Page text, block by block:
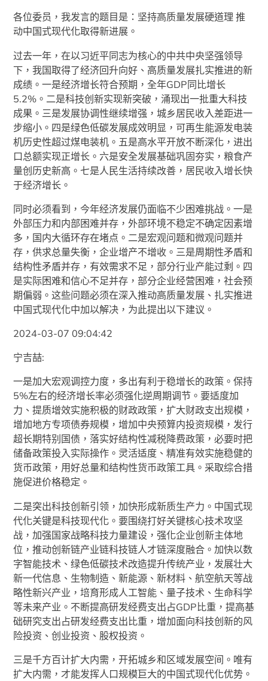
各位委员，我发言的题目是：坚持高质量发展硬道理 推
动中国式现代化取得新进展。
过去一年，在以习近平同志为核心的中共中央坚强领导
下，我国取得了经济回升向好、高质量发展扎实推进的新
成绩。一是经济增长符合预期，全年GDP同比增长
5.2%。二是科技创新实现新突破，涌现出一批重大科技
成果。三是发展协调性继续增强，城乡居民收入差距进一
步缩小。四是绿色低碳发展成效明显，可再生能源发电装
机历史性超过煤电装机。五是高水平开放不断深化，进出
口总额实现正增长。六是安全发展基础巩固夯实，粮食产
量创历史新高。七是人民生活持续改善，居民收入增长快
于经济增长。
同时必须看到，今年经济发展仍面临不少困难挑战。一是
外部压力和内部困难并存，外部环境不稳定不确定因素增
多，国内大循环存在堵点。二是宏观问题和微观问题并
存，供求总量失衡，企业增产不增收。三是周期性矛盾和
结构性矛盾并存，有效需求不足，部分行业产能过剩。四
是实际困难和信心不足并存，部分企业经营困难，社会预
期偏弱。这些问题必须在深入推动高质量发展、扎实推进
中国式现代化中加以解决，为此提出以下建议。
2024-03-07 09:04:42
宁吉喆:
一是加大宏观调控力度，多出有利于稳增长的政策。保持
5%左右的经济增长率必须强化逆周期调节。要适度加
力、提质增效实施积极的财政政策，扩大财政支出规模，
增加地方专项债券规模，增加中央预算内投资规模，发行
超长期特别国债，落实好结构性减税降费政策，必要时把
储备政策投入实际操作。灵活适度、精准有效实施稳健的
货币政策，用好总量和结构性货币政策工具。采取综合措
施促进价格稳定。
二是突出科技创新引领，加快形成新质生产力。中国式现
代化关键是科技现代化。要围绕打好关键核心技术攻坚
战，加强国家战略科技力量建设，强化企业创新主体地
位，推动创新链产业链科技链人才链深度融合。加快以数
字智能技术、绿色低碳技术改造提升传统产业，发展壮大
新一代信息、生物制造、新能源、新材料、航空航天等战
略性新兴产业，培育形成人工智能、量子技术、生命科学
等未来产业。不断提高研发经费支出占GDP比重，提高基
础研究支出占研发经费支出比重，增加面向科技创新的风
险投资、创业投资、股权投资。
三是千方百计扩大内需，开拓城乡和区域发展空间。唯有
扩大内需，才能发挥人口规模巨大的中国式现代化优势。